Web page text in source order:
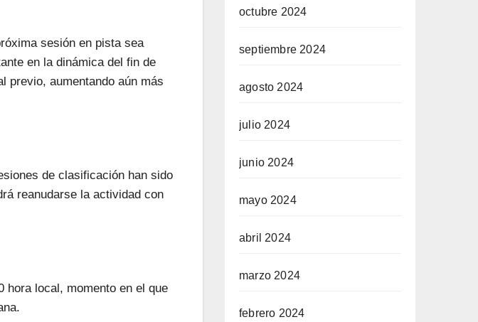
sesión en pista sea
en la dinámica del fin de
previo, aumentando aún más
de clasificación han sido
reanudarse la actividad con
hora local, momento en el que
octubre 2024
septiembre 2024
agosto 2024
julio 2024
junio 2024
mayo 2024
abril 2024
marzo 2024
febrero 2024